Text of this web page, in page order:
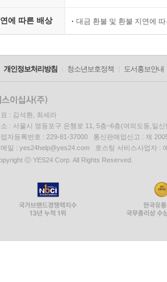
에 따른 배상 대금 환불 및 환불 지연에
개인정보처리방침 청소년보호정책 도서홍보안내
: 김석환, 최세라
소 : 서울시 영등포구 은행로 11, 5층~6층(여의도동,일신
업자등록번호 : 229-81-37000 통신판매업신고 : 제
메일 : yes24help@yes24.com 호스팅 서비스사업자 :
ⓒ YES24 Corp. All Rights Reserved.